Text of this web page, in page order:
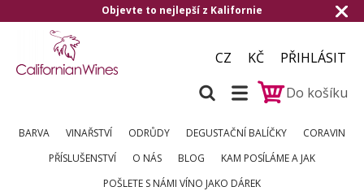
Objevte to nejlepší z Kalifornie
CZ KČ
PŘIHLÁSIT
Do košíku
BARVA VINAŘSTVÍ ODRŮDY DEGUSTAČNÍ BALÍČKY
CORAVIN
PŘÍSLUŠENSTVÍ
O NÁS BLOG
KAM POSÍLÁME A JAK
POŠLETE S NÁMI VÍNO JAKO DÁREK